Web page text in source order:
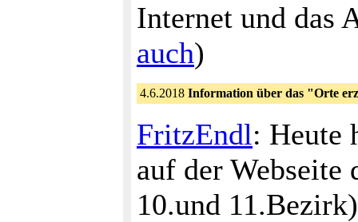
Internet und das
auch)
4.6.2018 Information über das "Orte
FritzEndl: Heute
auf der Webseite
10.und